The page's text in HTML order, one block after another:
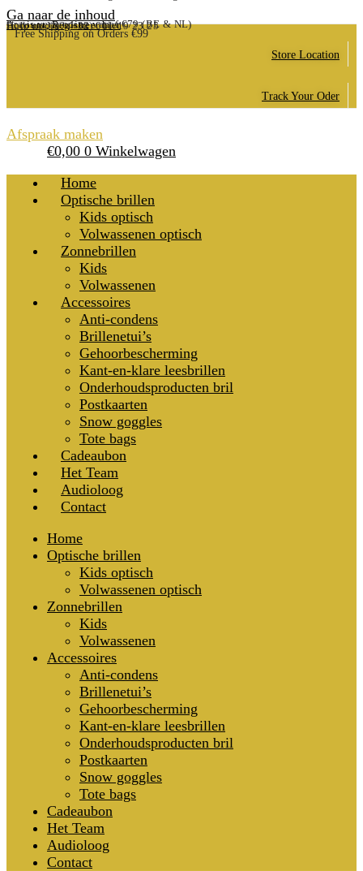
Ga naar de inhoud
Gratis verzending vanaf €79 (BE & NL)
Account, Registreer hier
Hulp nodig? (+32) 011/19 23 25
Free Shipping on Orders €99
Store Location
Track Your Oder
Afspraak maken
€0,00 0 Winkelwagen
Home
Optische brillen
Kids optisch
Volwassenen optisch
Zonnebrillen
Kids
Volwassenen
Accessoires
Anti-condens
Brillenetui’s
Gehoorbescherming
Kant-en-klare leesbrillen
Onderhoudsproducten bril
Postkaarten
Snow goggles
Tote bags
Cadeaubon
Het Team
Audioloog
Contact
Home
Optische brillen
Kids optisch
Volwassenen optisch
Zonnebrillen
Kids
Volwassenen
Accessoires
Anti-condens
Brillenetui’s
Gehoorbescherming
Kant-en-klare leesbrillen
Onderhoudsproducten bril
Postkaarten
Snow goggles
Tote bags
Cadeaubon
Het Team
Audioloog
Contact